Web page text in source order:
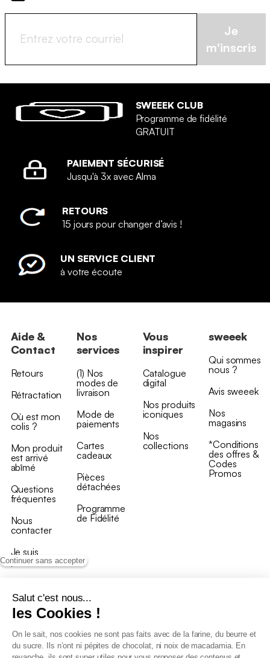
Continuer sans accepter
Salut c'est nous...
les Cookies !
On le sait, nos cookies ne sont pas faits avec de la farine, du beurre et
du sucre. Ils n’ont ni pépites de chocolat, ni noix de macadamia. En
Je
m'inscris
SWEEEK CLUB
Programme de fidélité
GRATUIT
PAIEMENT SÉCURISÉ
Jusqu'à 3x avec Alma
RETOURS
15 jours pour changer d’avis !
UN SERVICE CLIENT
à votre écoute
Aide &
Contact
Retours
Rétractation
Où est mon
colis ?
Mon produit
est arrivé
abîmé
Questions
fréquentes
Nous
contacter
Je suis
professionnel
Nos
services
(1) Nos
modes de
livraison
Mode de
paiements
Cartes
cadeaux
Pièces
détachées
Programme
de Fidélité
Vous
inspirer
Catalogue
digital
Nos produits
iconiques
Nos
collections
sweeek
Qui sommes
nous ?
Avis sweeek
Nos
magasins
*Conditions
des offres &
Codes
Promos
Conditions générales de vente
Conditions générales du programme de fidélité